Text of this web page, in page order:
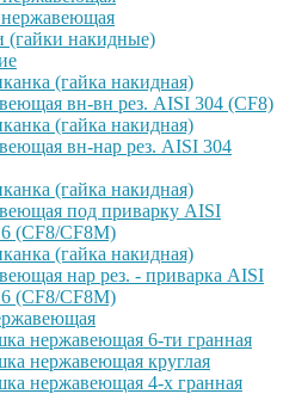
(гайки накидные)
(гайка накидная)
вн-вн рез. AISI 304 (CF8)
(гайка накидная)
вн-нар рез. AISI 304
(гайка накидная)
под приварку AISI
(CF8/CF8M)
(гайка накидная)
нар рез. - приварка AISI
(CF8/CF8M)
нержавеющая 6-ти гранная
нержавеющая круглая
нержавеющая 4-х гранная